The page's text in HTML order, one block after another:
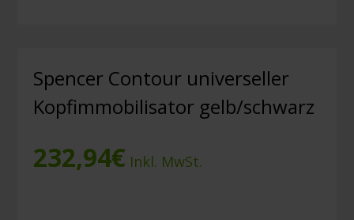
Spencer Contour universeller
Kopfimmobilisator gelb/schwarz
232,94€ Inkl. MwSt.